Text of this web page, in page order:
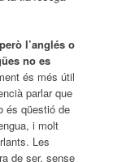
però l’anglés o
no es
és més útil
parlar que
és qüestió de
i molt
Les
de ser, sense